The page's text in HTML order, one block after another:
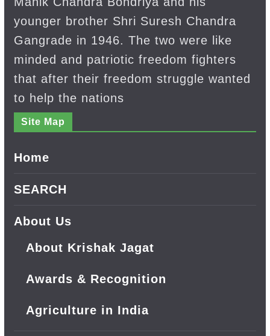
younger brother Shri Suresh Chandra
Gangrade in 1946. The two were like
minded and patriotic freedom fighters
that after their freedom struggle wanted
to help the nations
Site Map
Home
SEARCH
About Us
About Krishak Jagat
Awards & Recognition
Agriculture in India